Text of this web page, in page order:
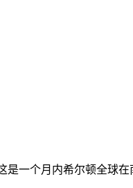
是一个月内希尔顿全球